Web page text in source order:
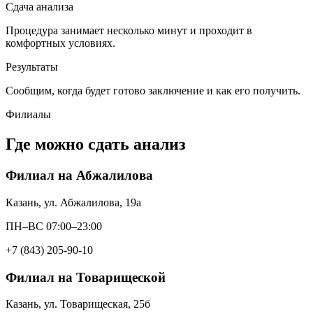
Сдача анализа
Процедура занимает несколько минут и проходит в
комфортных условиях.
Результаты
Сообщим, когда будет готово заключение и как его получить.
Филиалы
Где можно сдать анализ
Филиал на Абжалилова
Казань, ул. Абжалилова, 19а
ПН–ВС 07:00–23:00
+7 (843) 205-90-10
Филиал на Товарищеской
Казань, ул. Товарищеская, 25б